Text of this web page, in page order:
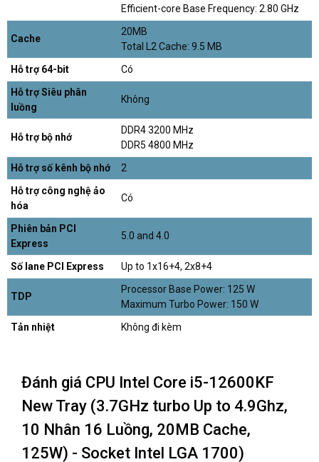
Efficient-core Base Frequency: 2.80 GHz
Cache
20MB
Total L2 Cache: 9.5 MB
Hỗ trợ 64-bit
Có
Hỗ trợ Siêu phân
luồng
Không
Hỗ trợ bộ nhớ
DDR4 3200 MHz
DDR5 4800 MHz
Hỗ trợ số kênh bộ nhớ
2
Hỗ trợ công nghệ ảo
hóa
Có
Phiên bản PCI
Express
5.0 and 4.0
Số lane PCI Express Up to 1x16+4, 2x8+4
TDP
Processor Base Power: 125 W
Maximum Turbo Power: 150 W
Tản nhiệt
Không đi kèm
Đánh giá CPU Intel Core i5-12600KF
New Tray (3.7GHz turbo Up to 4.9Ghz,
10 Nhân 16 Luồng, 20MB Cache,
125W) - Socket Intel LGA 1700)